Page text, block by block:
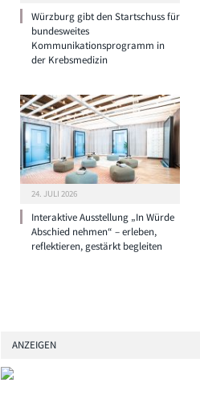
Würzburg gibt den Startschuss für
bundesweites
Kommunikationsprogramm in
der Krebsmedizin
24. JULI 2026
Interaktive Ausstellung „In Würde
Abschied nehmen“ – erleben,
reflektieren, gestärkt begleiten
ANZEIGEN